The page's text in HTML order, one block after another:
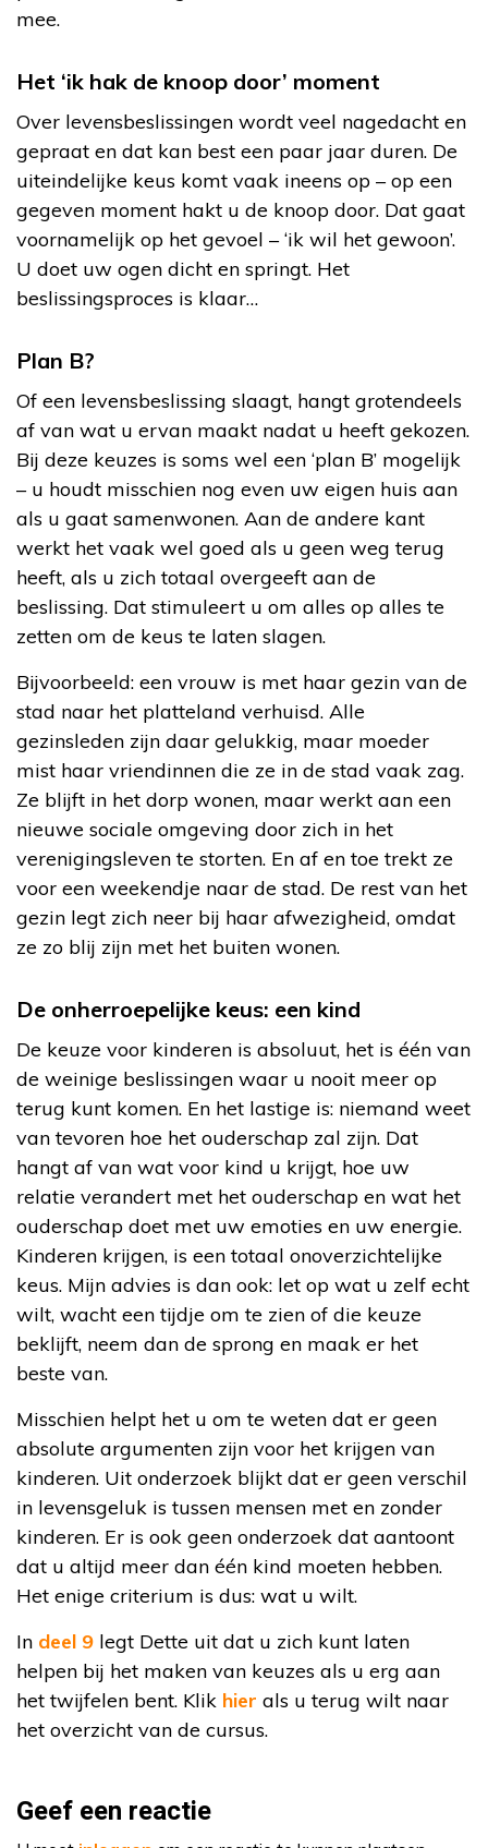
mee.
Het ‘ik hak de knoop door’ moment
Over levensbeslissingen wordt veel nagedacht en
gepraat en dat kan best een paar jaar duren. De
uiteindelijke keus komt vaak ineens op – op een
gegeven moment hakt u de knoop door. Dat gaat
voornamelijk op het gevoel – ‘ik wil het gewoon’.
U doet uw ogen dicht en springt. Het
beslissingsproces is klaar…
Plan B?
Of een levensbeslissing slaagt, hangt grotendeels
af van wat u ervan maakt nadat u heeft gekozen.
Bij deze keuzes is soms wel een ‘plan B’ mogelijk
– u houdt misschien nog even uw eigen huis aan
als u gaat samenwonen. Aan de andere kant
werkt het vaak wel goed als u geen weg terug
heeft, als u zich totaal overgeeft aan de
beslissing. Dat stimuleert u om alles op alles te
zetten om de keus te laten slagen.
Bijvoorbeeld: een vrouw is met haar gezin van de
stad naar het platteland verhuisd. Alle
gezinsleden zijn daar gelukkig, maar moeder
mist haar vriendinnen die ze in de stad vaak zag.
Ze blijft in het dorp wonen, maar werkt aan een
nieuwe sociale omgeving door zich in het
verenigingsleven te storten. En af en toe trekt ze
voor een weekendje naar de stad. De rest van het
gezin legt zich neer bij haar afwezigheid, omdat
ze zo blij zijn met het buiten wonen.
De onherroepelijke keus: een kind
De keuze voor kinderen is absoluut, het is één van
de weinige beslissingen waar u nooit meer op
terug kunt komen. En het lastige is: niemand weet
van tevoren hoe het ouderschap zal zijn. Dat
hangt af van wat voor kind u krijgt, hoe uw
relatie verandert met het ouderschap en wat het
ouderschap doet met uw emoties en uw energie.
Kinderen krijgen, is een totaal onoverzichtelijke
keus. Mijn advies is dan ook: let op wat u zelf echt
wilt, wacht een tijdje om te zien of die keuze
beklijft, neem dan de sprong en maak er het
beste van.
Misschien helpt het u om te weten dat er geen
absolute argumenten zijn voor het krijgen van
kinderen. Uit onderzoek blijkt dat er geen verschil
in levensgeluk is tussen mensen met en zonder
kinderen. Er is ook geen onderzoek dat aantoont
dat u altijd meer dan één kind moeten hebben.
Het enige criterium is dus: wat u wilt.
In deel 9 legt Dette uit dat u zich kunt laten
helpen bij het maken van keuzes als u erg aan
het twijfelen bent. Klik hier als u terug wilt naar
het overzicht van de cursus.
Geef een reactie